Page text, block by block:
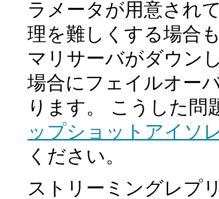
ラメータが用意され
理を難しくする場合
マリサーバがダウン
場合にフェイルオー
ります。 こうした問
ップショットアイソ
ください。
ストリーミングレプ